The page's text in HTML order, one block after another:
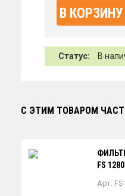
В КОРЗИНУ
Статус: В
С ЭТИМ ТОВАРОМ
FS 1280
Арт.